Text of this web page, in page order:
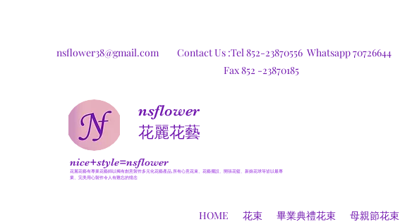
nsflower38@gmail.com Contact Us :Tel 852-23870556 Whatsapp 70726644
Fax 852 -23870185
nsflower
​花麗花藝
nice+style=nsflower
花麗花藝有專業花藝師以獨有創意製作多元化花藝產品,所有心意花束、花藝擺設、開張花籃、新娘花球等皆以最專
業、完美用心製作令人有難忘的憶念
HOME 花束 畢業典禮花束 母親節花束